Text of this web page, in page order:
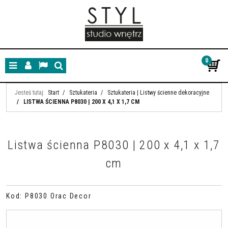
MenuPanelLangSzukaj
0
Jesteś tutaj: Start / Sztukateria /
Sztukateria | Listwy ścienne dekoracyjne
/
LISTWA ŚCIENNA P8030 | 200 X 4,1 X 1,7 CM
Listwa ścienna P8030 | 200 x 4,1 x 1,7
cm
Kod : P8030 Orac Decor